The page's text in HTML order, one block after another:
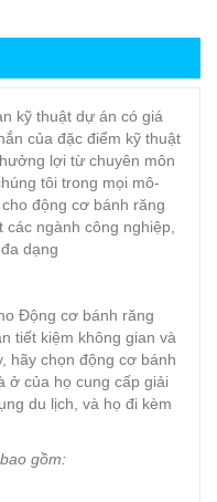
kỹ thuật dự án có giá
của đặc điểm kỹ thuật
lợi từ chuyên môn
tôi trong mọi mô-
động cơ bánh răng
ngành công nghiệp,
dạng
Động cơ bánh răng
tiết kiệm không gian và
hãy chọn động cơ bánh
ở của họ cung cấp giải
du lịch, và họ đi kèm
gồm: